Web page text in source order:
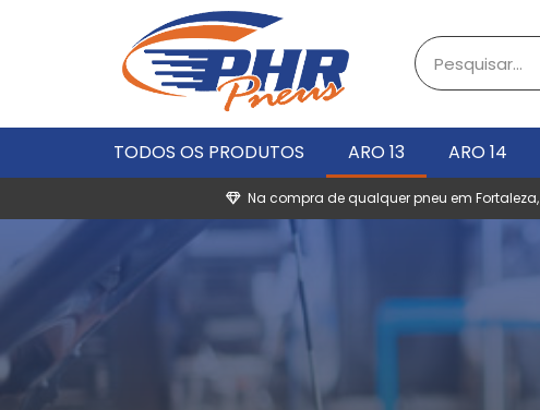
TODOS OS PRODUTOS ARO 13 ARO 14
Na compra de qualquer pneu em